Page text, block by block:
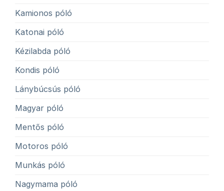
Kamionos póló
Katonai póló
Kézilabda póló
Kondis póló
Lánybúcsús póló
Magyar póló
Mentős póló
Motoros póló
Munkás póló
Nagymama póló